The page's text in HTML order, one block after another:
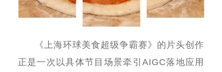
《上海环球美食超级争霸赛》的片头创作
正是一次以具体节目场景牵引 AIGC落地应用